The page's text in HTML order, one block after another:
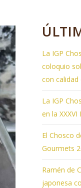
La IGP
coloquio
con calidad
La IGP
en la
El Chosco
Gourmets
Ramén de
japonesa